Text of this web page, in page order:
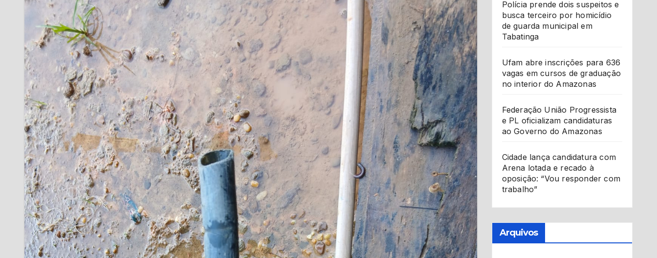
Polícia prende dois suspeitos e
busca terceiro por homicídio
de guarda municipal em
Tabatinga
Ufam abre inscrições para 636
vagas em cursos de graduação
no interior do Amazonas
Federação União Progressista
e PL oficializam candidaturas
ao Governo do Amazonas
Cidade lança candidatura com
Arena lotada e recado à
oposição: “Vou responder com
trabalho”
Arquivos